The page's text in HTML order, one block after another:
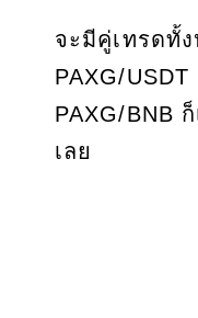
จะมีคู่เทรดทั้
PAXG/USDT
PAXG/BNB
เลย